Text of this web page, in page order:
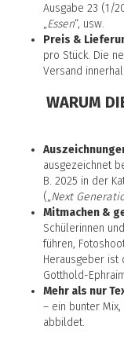
Ausgabe 23 (1/
„Essen“, usw.
Preis &
pro Stück. Die
Versand
WARUM
ausgezeichnet
B. 2025 in der
(„Next
Mitmachen &
Schülerinnen
führen,
Herausgeber ist
Gotthold-
Mehr als nur
– ein bunter
abbildet.